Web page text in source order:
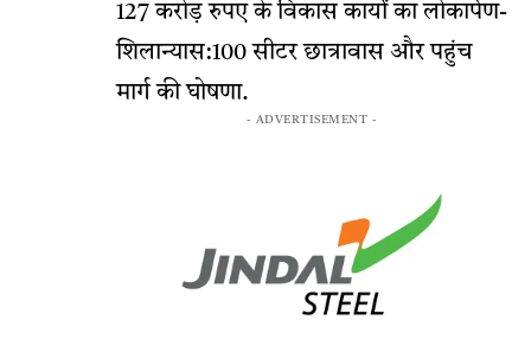
127 करोड़ रुपए के विकास कार्यों का लोकार्पण-
शिलान्यास:100 सीटर छात्रावास और पहुंच
मार्ग की घोषणा.
- ADVERTISEMENT -